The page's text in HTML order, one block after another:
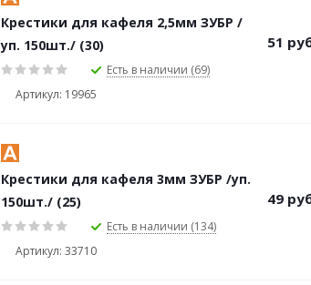
Крестики для кафеля 2,5мм ЗУБР /
уп. 150шт./ (30)
Есть в наличии (69)
Артикул: 19965
51
Крестики для кафеля 3мм ЗУБР /уп.
150шт./ (25)
Есть в наличии (134)
Артикул: 33710
49